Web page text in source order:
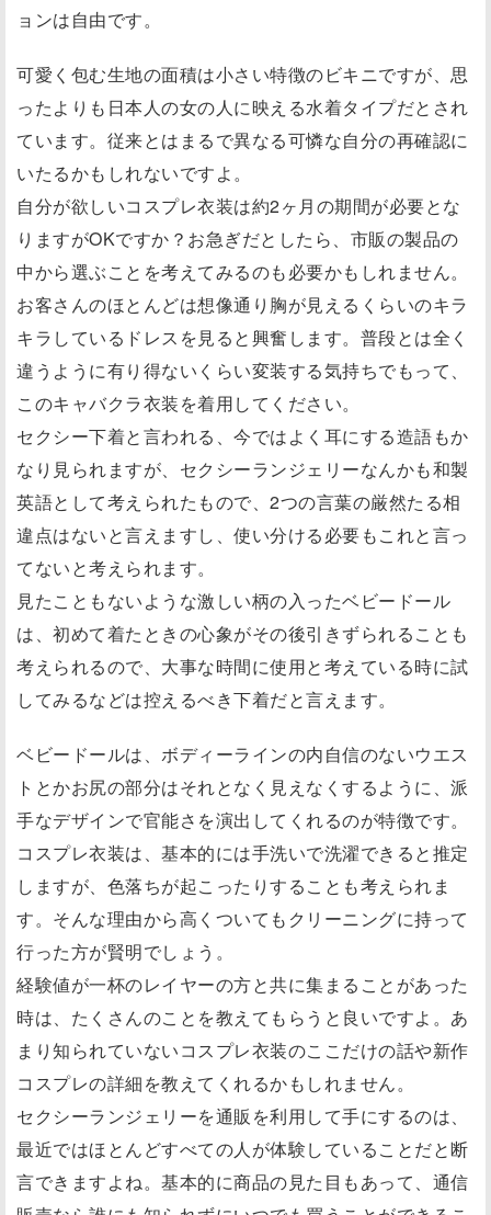
ョンは自由です。
可愛く包む生地の面積は小さい特徴のビキニですが、思
ったよりも日本人の女の人に映える水着タイプだとされ
ています。従来とはまるで異なる可憐な自分の再確認に
いたるかもしれないですよ。
自分が欲しいコスプレ衣装は約2ヶ月の期間が必要とな
りますがOKですか？お急ぎだとしたら、市販の製品の
中から選ぶことを考えてみるのも必要かもしれません。
お客さんのほとんどは想像通り胸が見えるくらいのキラ
キラしているドレスを見ると興奮します。普段とは全く
違うように有り得ないくらい変装する気持ちでもって、
このキャバクラ衣装を着用してください。
セクシー下着と言われる、今ではよく耳にする造語もか
なり見られますが、セクシーランジェリーなんかも和製
英語として考えられたもので、2つの言葉の厳然たる相
違点はないと言えますし、使い分ける必要もこれと言っ
てないと考えられます。
見たこともないような激しい柄の入ったベビードール
は、初めて着たときの心象がその後引きずられることも
考えられるので、大事な時間に使用と考えている時に試
してみるなどは控えるべき下着だと言えます。
ベビードールは、ボディーラインの内自信のないウエス
トとかお尻の部分はそれとなく見えなくするように、派
手なデザインで官能さを演出してくれるのが特徴です。
コスプレ衣装は、基本的には手洗いで洗濯できると推定
しますが、色落ちが起こったりすることも考えられま
す。そんな理由から高くついてもクリーニングに持って
行った方が賢明でしょう。
経験値が一杯のレイヤーの方と共に集まることがあった
時は、たくさんのことを教えてもらうと良いですよ。あ
まり知られていないコスプレ衣装のここだけの話や新作
コスプレの詳細を教えてくれるかもしれません。
セクシーランジェリーを通販を利用して手にするのは、
最近ではほとんどすべての人が体験していることだと断
言できますよね。基本的に商品の見た目もあって、通信